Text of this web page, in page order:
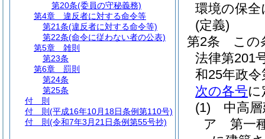
環境の保
(定義)
第2条
この
法律第201
和25年政
次の各号
(1)
中高
ア
第一
第20条(委員の守秘義務)
第4章
違反者に対する命令等
第21条(違反者に対する命令等)
第22条(命令に従わない者の公表)
第5章
雑則
第23条
第6章
罰則
第24条
第25条
付 則
付 則 (平成16年10月18日条例第110号)
付 則 (令和7年3月21日条例第55号抄)